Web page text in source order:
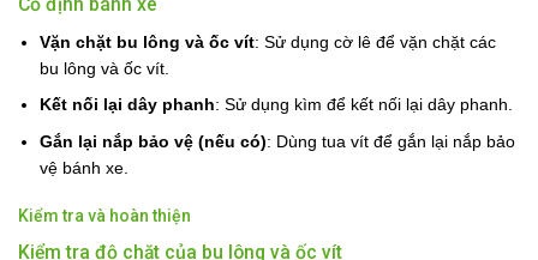
Vặn chặt bu lông và ốc vít: Sử dụng cờ lê để vặn chặt các
bu lông và ốc vít.
Kết nối lại dây phanh: Sử dụng kìm để kết nối lại dây phanh.
Gắn lại nắp bảo vệ (nếu có): Dùng tua vít để gắn lại nắp bảo
vệ bánh xe.
Kiểm tra và hoàn thiện
Kiểm tra độ chặt của bu lông và ốc vít